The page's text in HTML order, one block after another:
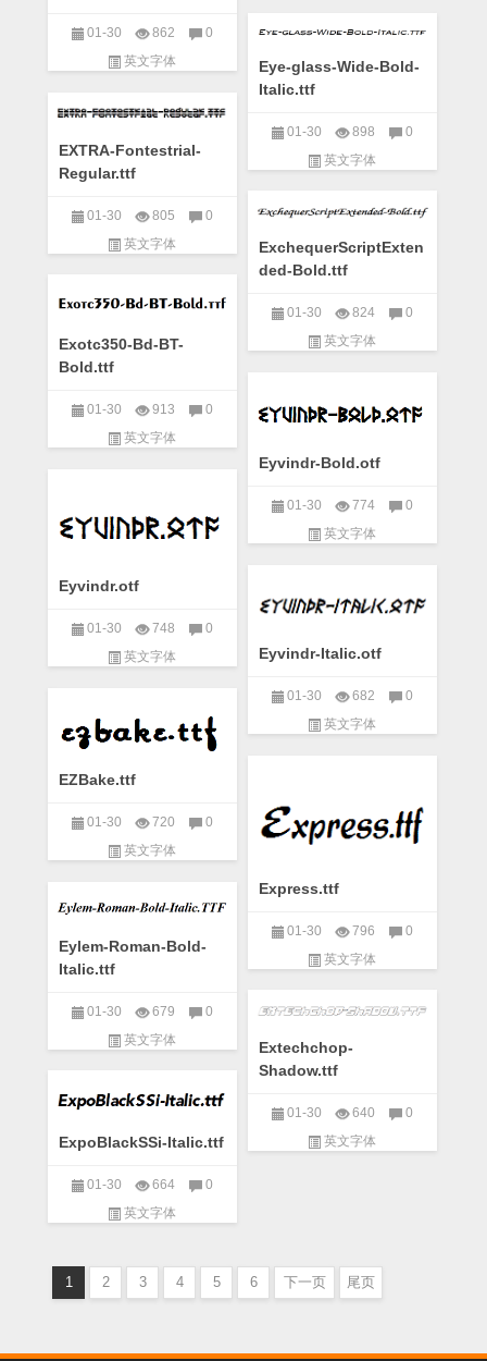
01-30 862
0
英文字体
Eye-glass-Wide-Bold-
Italic.ttf
01-30 898
0
英文字体
EXTRA-Fontestrial-
Regular.ttf
01-30 805
0
英文字体
ExchequerScriptExten
ded-Bold.ttf
01-30 824
0
英文字体
Exotc350-Bd-BT-
Bold.ttf
01-30 913
0
英文字体
Eyvindr-Bold.otf
01-30 774
0
英文字体
Eyvindr.otf
01-30 748
0
英文字体
Eyvindr-Italic.otf
01-30 682
0
英文字体
EZBake.ttf
01-30 720
0
英文字体
Express.ttf
01-30 796
0
英文字体
Eylem-Roman-Bold-
Italic.ttf
01-30 679
0
英文字体
Extechchop-
Shadow.ttf
01-30 640
0
英文字体
ExpoBlackSSi-Italic.ttf
01-30 664
0
英文字体
1 2 3 4 5 6 下一页 尾页